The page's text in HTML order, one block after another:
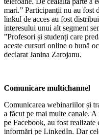
mari.” Participanții nu au fost
linkul de acces au fost
interesului unui alt segment
”Profesori și studenți care
aceste cursuri online o bună
declarat Janina Zarojanu.
Comunicare multichannel
Comunicarea webinariilor și
a făcut pe mai multe canale.
pe Facebook, au fost
informări pe LinkedIn. Dar